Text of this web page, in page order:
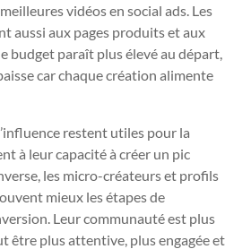
vidéos en social ads. Les
aussi aux pages produits et aux
budget paraît plus élevé au départ,
car chaque création alimente
restent utiles pour la
à leur capacité à créer un pic
les micro-créateurs et profils
mieux les étapes de
Leur communauté est plus
être plus attentive, plus engagée et